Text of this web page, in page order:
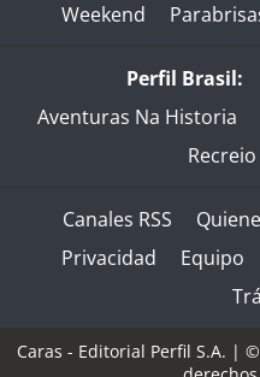
Weekend
Perfil Brasil:
Aventuras Na Historia
Recreio
Canales RSS
Privacidad
Equipo
Caras - Editorial Perfil S.A. | ©